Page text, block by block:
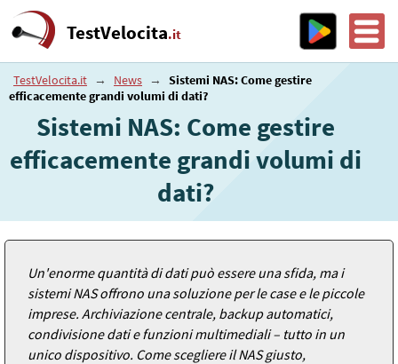
TestVelocita.it
TestVelocita.it → News →
Sistemi NAS: Come gestire
efficacemente grandi volumi di dati?
Sistemi NAS: Come gestire
efficacemente grandi volumi di
dati?
Un'enorme quantità di dati può essere una sfida, ma i
sistemi NAS offrono una soluzione per le case e le piccole
imprese. Archiviazione centrale, backup automatici,
condivisione dati e funzioni multimediali – tutto in un
unico dispositivo. Come scegliere il NAS giusto,